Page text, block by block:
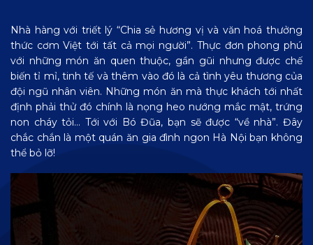
Nhà hàng với triết lý “Chia sẻ hương vị và văn hoá thưởng
thức cơm Việt tới tất cả mọi người”. Thực đơn phong phú
với những món ăn quen thuộc, gần gũi nhưng được chế
biến tỉ mỉ, tinh tế và thêm vào đó là cả tình yêu thương của
đội ngũ nhân viên. Những món ăn mà thực khách tới nhất
định phải thử đó chính là nọng heo nướng mắc mật, trứng
non cháy tỏi… Tới với Bó Đũa, bạn sẽ được “về nhà”. Đây
chắc chắn là một quán ăn gia đình ngon Hà Nội bạn không
thể bỏ lỡ!